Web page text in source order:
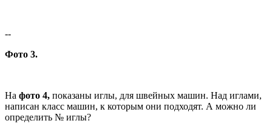
--
Фото 3.
На фото 4, показаны иглы, для швейных машин. Над иглами,
написан класс машин, к которым они подходят. А можно ли
определить № иглы?